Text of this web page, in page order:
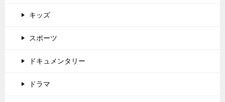
キッズ
スポーツ
ドキュメンタリー
ドラマ